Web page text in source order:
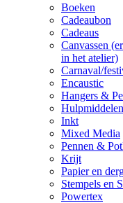
Boeken
Cadeaubon
Cadeaus
Canvassen
in het atelier)
Carnaval/
Encaustic
Hangers &
Hulpmiddelen
Inkt
Mixed Media
Pennen &
Krijt
Papier en
Stempels en
Powertex